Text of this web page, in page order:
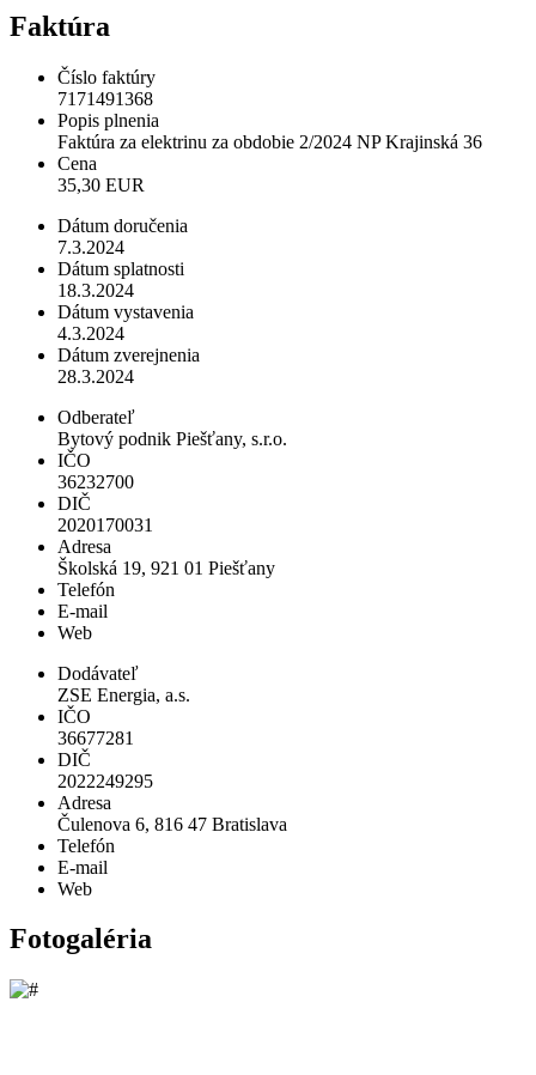
Faktúra
Číslo faktúry
7171491368
Popis plnenia
Faktúra za elektrinu za obdobie 2/2024 NP Krajinská 36
Cena
35,30 EUR
Dátum doručenia
7.3.2024
Dátum splatnosti
18.3.2024
Dátum vystavenia
4.3.2024
Dátum zverejnenia
28.3.2024
Odberateľ
Bytový podnik Piešťany, s.r.o.
IČO
36232700
DIČ
2020170031
Adresa
Školská 19, 921 01 Piešťany
Telefón
E-mail
Web
Dodávateľ
ZSE Energia, a.s.
IČO
36677281
DIČ
2022249295
Adresa
Čulenova 6, 816 47 Bratislava
Telefón
E-mail
Web
Fotogaléria